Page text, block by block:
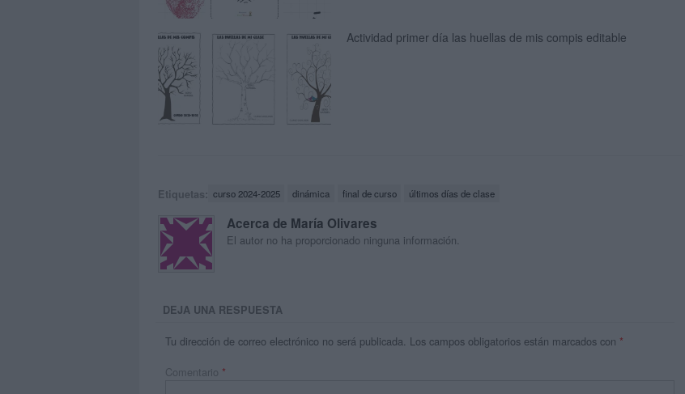
Actividad primer día las huellas de mis compis editable
Etiquetas: curso 2024-2025 dinámica final de curso últimos días de clase
Acerca de María Olivares
El autor no ha proporcionado ninguna información.
DEJA UNA RESPUESTA
Tu dirección de correo electrónico no será publicada. Los campos obligatorios están marcados con *
Comentario *